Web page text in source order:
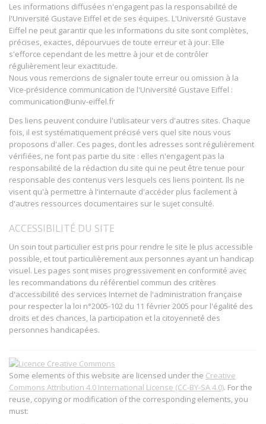
Les informations diffusées n'engagent pas la responsabilité de
l'Université Gustave Eiffel et de ses équipes. L'Université Gustave
Eiffel ne peut garantir que les informations du site sont complètes,
précises, exactes, dépourvues de toute erreur et à jour. Elle
s'efforce cependant de les mettre à jour et de contrôler
régulièrement leur exactitude.
Nous vous remercions de signaler toute erreur ou omission à la
Vice-présidence communication de l'Université Gustave Eiffel :
communication@univ-eiffel.fr
Des liens peuvent conduire l'utilisateur vers d'autres sites. Chaque
fois, il est systématiquement précisé vers quel site nous vous
proposons d'aller. Ces pages, dont les adresses sont régulièrement
vérifiées, ne font pas partie du site : elles n'engagent pas la
responsabilité de la rédaction du site qui ne peut être tenue pour
responsable des contenus vers lesquels ces liens pointent. Ils ne
visent qu'à permettre à l'internaute d'accéder plus facilement à
d'autres ressources documentaires sur le sujet consulté.
ACCESSIBILITÉ DU SITE
Un soin tout particulier est pris pour rendre le site le plus accessible
possible, et tout particulièrement aux personnes ayant un handicap
visuel. Les pages sont mises progressivement en conformité avec
les recommandations du référentiel commun des critères
d'accessibilité des services Internet de l'administration française
pour respecter la loi n°2005-102 du 11 février 2005 pour l'égalité des
droits et des chances, la participation et la citoyenneté des
personnes handicapées.
Some elements of this website are licensed under the Creative
Commons Attribution 4.0 International License (CC-BY-SA 4.0). For the
reuse, copying or modification of the corresponding elements, you
must: